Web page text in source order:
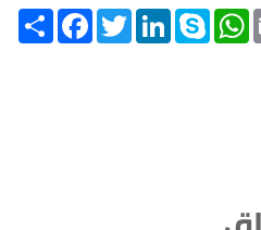
Share FacebookTwitterLinkedInSkype